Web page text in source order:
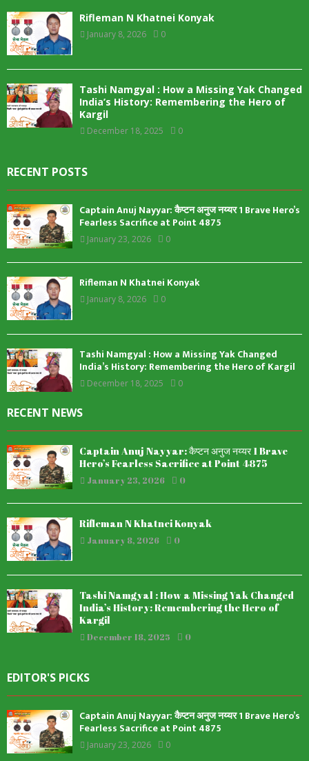
Rifleman N Khatnei Konyak
January 8, 2026 0
Tashi Namgyal : How a Missing Yak Changed
India’s History: Remembering the Hero of
Kargil
December 18, 2025 0
RECENT POSTS
Captain Anuj Nayyar: कैप्टन अनुज नय्यर 1 Brave Hero’s
Fearless Sacrifice at Point 4875
January 23, 2026 0
Rifleman N Khatnei Konyak
January 8, 2026 0
Tashi Namgyal : How a Missing Yak Changed
India’s History: Remembering the Hero of Kargil
December 18, 2025 0
RECENT NEWS
Captain Anuj Nayyar: कैप्टन अनुज नय्यर 1 Brave
Hero’s Fearless Sacrifice at Point 4875
January 23, 2026 0
Rifleman N Khatnei Konyak
January 8, 2026 0
Tashi Namgyal : How a Missing Yak Changed
India’s History: Remembering the Hero of
Kargil
December 18, 2025 0
EDITOR'S PICKS
Captain Anuj Nayyar: कैप्टन अनुज नय्यर 1 Brave Hero’s
Fearless Sacrifice at Point 4875
January 23, 2026 0